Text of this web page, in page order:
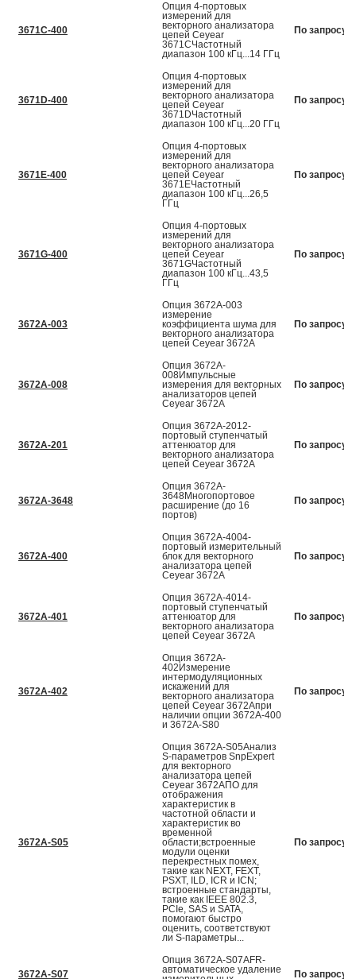
3671C-400
Опция 4-портовых
измерений для
векторного анализатора
цепей Ceyear
3671CЧастотный
диапазон 100 кГц...14 ГГц
По запросу
3671D-400
Опция 4-портовых
измерений для
векторного анализатора
цепей Ceyear
3671DЧастотный
диапазон 100 кГц...20 ГГц
По запросу
3671E-400
Опция 4-портовых
измерений для
векторного анализатора
цепей Ceyear
3671EЧастотный
диапазон 100 кГц...26,5
ГГц
По запросу
3671G-400
Опция 4-портовых
измерений для
векторного анализатора
цепей Ceyear
3671GЧастотный
диапазон 100 кГц...43,5
ГГц
По запросу
3672A-003
Опция 3672A-003
измерение
коэффициента шума для
векторного анализатора
цепей Ceyear 3672A
По запросу
3672A-008
Опция 3672A-
008Импульсные
измерения для векторных
анализаторов цепей
Ceyear 3672А
По запросу
3672A-201
Опция 3672A-2012-
портовый ступенчатый
аттенюатор для
векторного анализатора
цепей Ceyear 3672А
По запросу
3672A-3648
Опция 3672A-
3648Многопортовое
расширение (до 16
портов)
По запросу
3672A-400
Опция 3672A-4004-
портовый измерительный
блок для векторного
анализатора цепей
Ceyear 3672А
По запросу
3672A-401
Опция 3672A-4014-
портовый ступенчатый
аттенюатор для
векторного анализатора
цепей Ceyear 3672А
По запросу
3672A-402
Опция 3672A-
402Измерение
интермодуляционных
искажений для
векторного анализатора
цепей Ceyear 3672Апри
наличии опции 3672А-400
и 3672А-S80
По запросу
3672A-S05
Опция 3672A-S05Анализ
S-параметров SnpExpert
для векторного
анализатора цепей
Ceyear 3672АПО для
отображения
характеристик в
частотной области и
характеристик во
временной
области;встроенные
модули оценки
перекрестных помех,
такие как NEXT, FEXT,
PSXT, ILD, ICR и ICN;
встроенные стандарты,
такие как IEEE 802.3,
PCIe, SAS и SATA,
помогают быстро
оценить, соответствуют
ли S-параметры...
По запросу
3672A-S07
Опция 3672A-S07AFR-
автоматическое удаление
По запросу